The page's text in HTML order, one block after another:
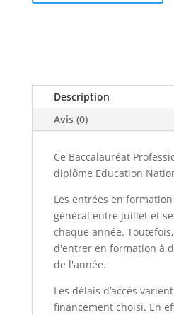
Description
Avis (0)
Ce Baccalauréat
diplôme Education
Les entrées en
général entre juillet et
chaque année.
d'entrer en formation à
de l'année.
Les délais d’accès
financement choisi. En